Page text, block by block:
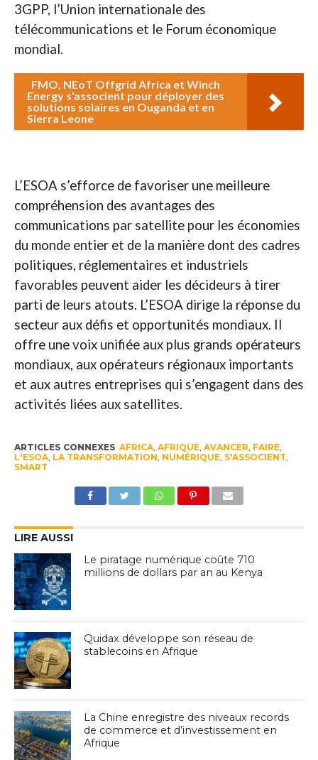
3GPP, l’Union internationale des
télécommunications et le Forum économique
mondial.
FMO, NEoT Offgrid Africa et Winch
Energy s'associent pour déployer des
solutions solaires en Ouganda et en
Sierra Leone
L’ESOA s’efforce de favoriser une meilleure
compréhension des avantages des
communications par satellite pour les économies
du monde entier et de la manière dont des cadres
politiques, réglementaires et industriels
favorables peuvent aider les décideurs à tirer
parti de leurs atouts. L’ESOA dirige la réponse du
secteur aux défis et opportunités mondiaux. Il
offre une voix unifiée aux plus grands opérateurs
mondiaux, aux opérateurs régionaux importants
et aux autres entreprises qui s’engagent dans des
activités liées aux satellites.
ARTICLES CONNEXES AFRICA, AFRIQUE, AVANCER FAIRE,
L'ESOA, LA TRANSFORMATION NUMÉRIQUE, S'ASSOCIENT
SMART
LIRE AUSSI
Le piratage numérique coûte 710
millions de dollars par an au Kenya
Quidax développe son réseau de
stablecoins en Afrique
La Chine enregistre des niveaux records
de commerce et d’investissement en
Afrique